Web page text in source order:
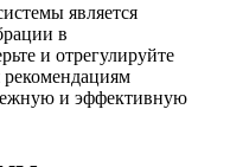
является
в
и отрегулируйте
и эффективную